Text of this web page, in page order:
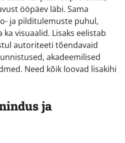
ööpäev läbi. Sama
ja pilditulemuste puhul,
visuaalid. Lisaks eelistab
autoriteeti tõendavaid
akadeemilised
Need kõik loovad lisakihi
ja